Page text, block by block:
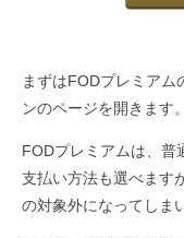
まずはFODプレミア
ンのページを開きます。
FODプレミアムは、普
支払い方法も選べます
の対象外になってしま